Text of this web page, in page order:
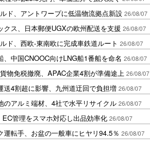
ド、アントワープに低温物流拠点新設 26/08/07
クス、日本郵便UGXの欧州配送を支援 26/08/07
ド、西欧-東南欧に完成車鉄道ルート 26/08/07
、中国CNOOC向けLNG船1番船を命名 26/08/07
物免税撤廃、APAC企業4割が準備途上 26/08/07
送4割超に影響、九州道迂回で負担増 26/08/07
のアルミ端材、4社で水平リサイクル 26/08/07
EC管理をスマホ対応し出品効率化 26/08/07
運転手、お盆の一般車にヒヤリ94.5％ 26/08/07